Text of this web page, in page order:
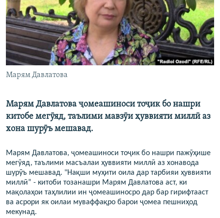
ГУЗОРИШҲОИ РАДИОӢ
Русский
ПАЙГИРӢ КУНЕД
Ҳамаи сомонаҳои RFE/RL
Марям Давлатова
Марям Давлатова ҷомеашиноси тоҷик бо нашри
китобе мегӯяд, таълими мавзӯи ҳуввияти миллӣ аз
хона шурӯъ мешавад.
Марям Давлатова, ҷомеашиноси тоҷик бо нашри пажӯҳише
мегӯяд, таълими масъалаи ҳуввияти миллӣ аз хонавода
шурӯъ мешавад. "Нақши муҳити оила дар тарбияи ҳуввияти
миллӣ” - китоби тозанашри Марям Давлатова аст, ки
мақолаҳои таҳлилии ин ҷомеашиносро дар бар гирифтааст
ва асрори як оилаи муваффақро барои ҷомеа пешниҳод
мекунад.